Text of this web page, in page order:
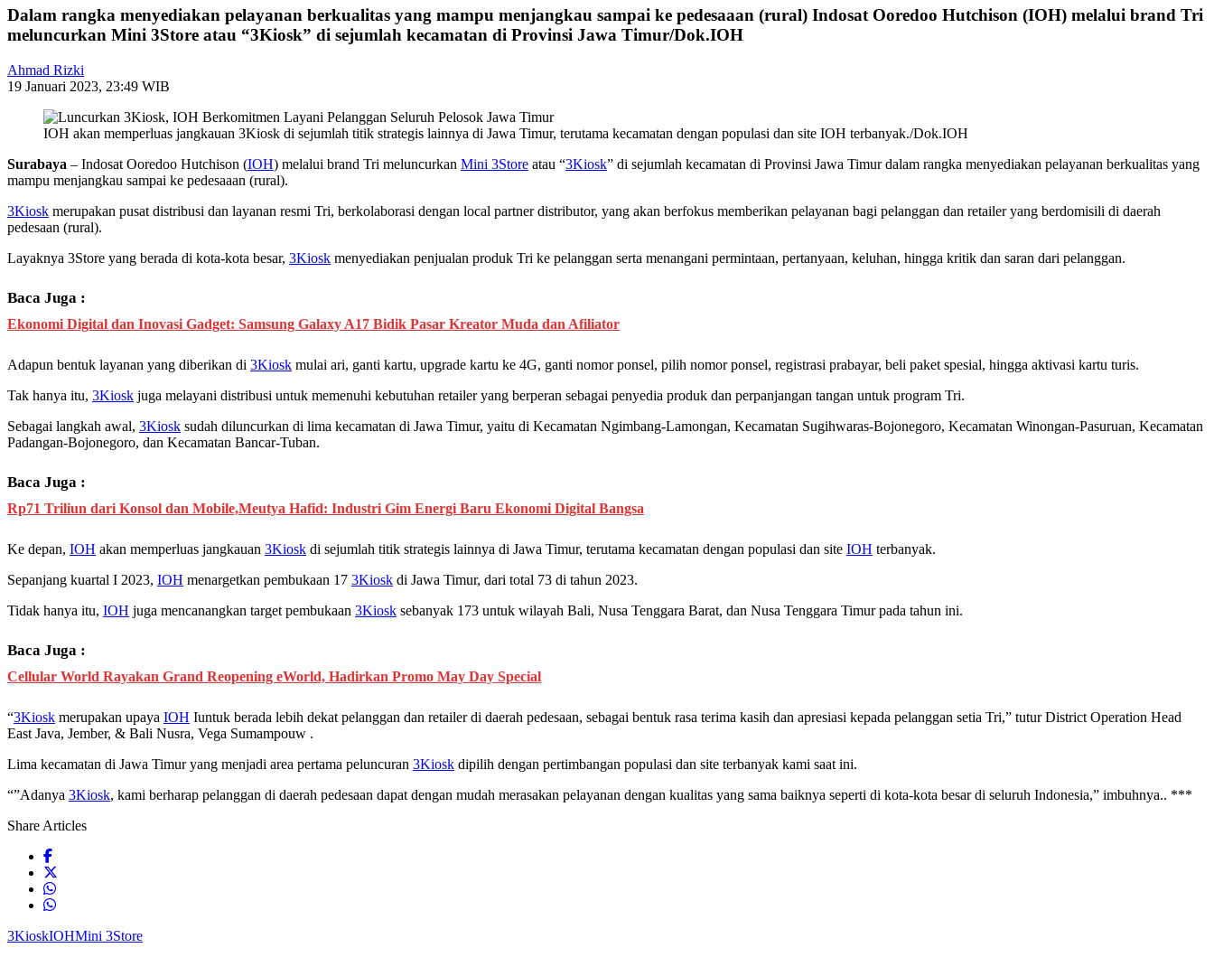
Dalam rangka menyediakan pelayanan berkualitas yang mampu menjangkau sampai ke pedesaaan (rural) Indosat Ooredoo Hutchison (IOH) melalui brand Tri
meluncurkan Mini 3Store atau “3Kiosk” di sejumlah kecamatan di Provinsi Jawa Timur/Dok.IOH
Ahmad Rizki
19 Januari 2023, 23:49 WIB
IOH akan memperluas jangkauan 3Kiosk di sejumlah titik strategis lainnya di Jawa Timur, terutama kecamatan dengan populasi dan site IOH terbanyak./Dok.IOH
Surabaya – Indosat Ooredoo Hutchison (IOH) melalui brand Tri meluncurkan Mini 3Store atau “3Kiosk” di sejumlah kecamatan di Provinsi Jawa Timur dalam rangka menyediakan pelayanan berkualitas yang
mampu menjangkau sampai ke pedesaaan (rural).
3Kiosk merupakan pusat distribusi dan layanan resmi Tri, berkolaborasi dengan local partner distributor, yang akan berfokus memberikan pelayanan bagi pelanggan dan retailer yang berdomisili di daerah
pedesaan (rural).
Layaknya 3Store yang berada di kota-kota besar, 3Kiosk menyediakan penjualan produk Tri ke pelanggan serta menangani permintaan, pertanyaan, keluhan, hingga kritik dan saran dari pelanggan.
Baca Juga :
Ekonomi Digital dan Inovasi Gadget: Samsung Galaxy A17 Bidik Pasar Kreator Muda dan Afiliator
Adapun bentuk layanan yang diberikan di 3Kiosk mulai ari, ganti kartu, upgrade kartu ke 4G, ganti nomor ponsel, pilih nomor ponsel, registrasi prabayar, beli paket spesial, hingga aktivasi kartu turis.
Tak hanya itu, 3Kiosk juga melayani distribusi untuk memenuhi kebutuhan retailer yang berperan sebagai penyedia produk dan perpanjangan tangan untuk program Tri.
Sebagai langkah awal, 3Kiosk sudah diluncurkan di lima kecamatan di Jawa Timur, yaitu di Kecamatan Ngimbang-Lamongan, Kecamatan Sugihwaras-Bojonegoro, Kecamatan Winongan-Pasuruan, Kecamatan
Padangan-Bojonegoro, dan Kecamatan Bancar-Tuban.
Baca Juga :
Rp71 Triliun dari Konsol dan Mobile,Meutya Hafid: Industri Gim Energi Baru Ekonomi Digital Bangsa
Ke depan, IOH akan memperluas jangkauan 3Kiosk di sejumlah titik strategis lainnya di Jawa Timur, terutama kecamatan dengan populasi dan site IOH terbanyak.
Sepanjang kuartal I 2023, IOH menargetkan pembukaan 17 3Kiosk di Jawa Timur, dari total 73 di tahun 2023.
Tidak hanya itu, IOH juga mencanangkan target pembukaan 3Kiosk sebanyak 173 untuk wilayah Bali, Nusa Tenggara Barat, dan Nusa Tenggara Timur pada tahun ini.
Baca Juga :
Cellular World Rayakan Grand Reopening eWorld, Hadirkan Promo May Day Special
“3Kiosk merupakan upaya IOH Iuntuk berada lebih dekat pelanggan dan retailer di daerah pedesaan, sebagai bentuk rasa terima kasih dan apresiasi kepada pelanggan setia Tri,” tutur District Operation Head
East Java, Jember, & Bali Nusra, Vega Sumampouw .
Lima kecamatan di Jawa Timur yang menjadi area pertama peluncuran 3Kiosk dipilih dengan pertimbangan populasi dan site terbanyak kami saat ini.
“”Adanya 3Kiosk, kami berharap pelanggan di daerah pedesaan dapat dengan mudah merasakan pelayanan dengan kualitas yang sama baiknya seperti di kota-kota besar di seluruh Indonesia,” imbuhnya.. ***
Share Articles
3KioskIOHMini 3Store